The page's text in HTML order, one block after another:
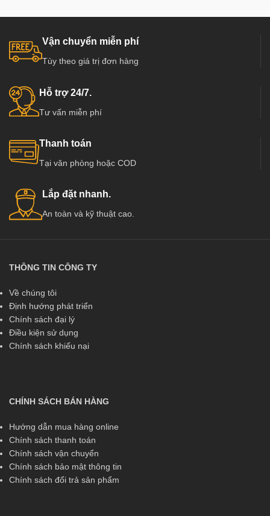
Vận chuyển miễn phí
Tùy theo giá trị đơn hàng
Hỗ trợ 24/7.
Tư vấn miễn phí
Thanh toán
Tại văn phòng hoặc COD
Lắp đặt nhanh.
An toàn và kỹ thuật cao.
THÔNG TIN CÔNG TY
Về chúng tôi
Định hướng phát triển
Chính sách đại lý
Điều kiện sử dụng
Chính sách khiếu nại
CHÍNH SÁCH BÁN HÀNG
Hướng dẫn mua hàng online
Chính sách thanh toán
Chính sách vận chuyển
Chính sách bảo mật thông tin
Chính sách đổi trả sản phẩm